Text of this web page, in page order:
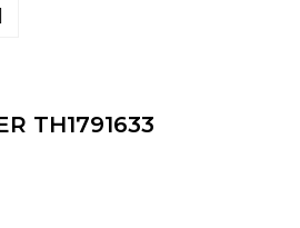
TH1791633